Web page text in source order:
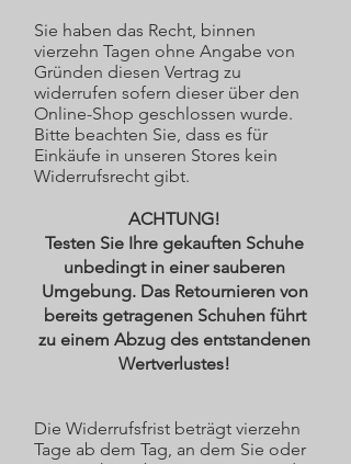
Sie haben das Recht, binnen
vierzehn Tagen ohne Angabe von
Gründen diesen Vertrag zu
widerrufen sofern dieser über den
Online-Shop geschlossen wurde.
Bitte beachten Sie, dass es für
Einkäufe in unseren Stores kein
Widerrufsrecht gibt.
ACHTUNG!
Testen Sie Ihre gekauften Schuhe
unbedingt in einer sauberen
Umgebung. Das Retournieren von
bereits getragenen Schuhen führt
zu einem Abzug des entstandenen
Wertverlustes!
Die Widerrufsfrist beträgt vierzehn
Tage ab dem Tag, an dem Sie oder